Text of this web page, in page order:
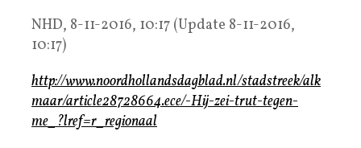
NHD, 8-11-2016, 10:17 (Update 8-11-2016,
10:17)
http://www.noordhollandsdagblad.nl/stadstreek/alk
maar/article28728664.ece/-Hij-zei-trut-tegen-
me_?lref=r_regionaal